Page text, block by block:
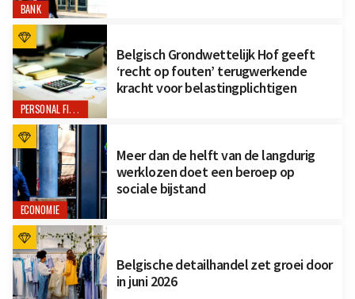
BANK
PERSONAL FINANCE
Belgisch Grondwettelijk Hof geeft
‘recht op fouten’ terugwerkende
kracht voor belastingplichtigen
ECONOMIE
Meer dan de helft van de langdurig
werklozen doet een beroep op
sociale bijstand
Belgische detailhandel zet groei door
in juni 2026